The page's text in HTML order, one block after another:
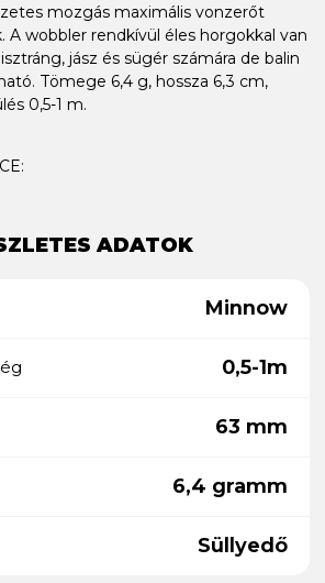
mozgás maximális vonzerőt
A wobbler rendkívül éles horgokkal van
jász és sügér számára de balin
Tömege 6,4 g, hossza 6,3 cm,
0,5-1 m.
ADATOK
Minnow
0,5-1m
63 mm
6,4 gramm
Süllyedő